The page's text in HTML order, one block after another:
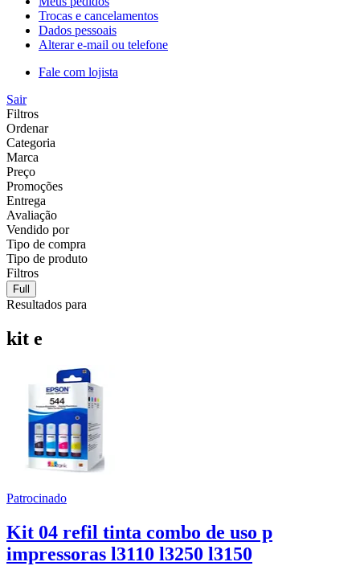
Trocas e cancelamentos
Dados pessoais
Alterar e-mail ou telefone
Fale com lojista
Sair
Filtros
Ordenar
Categoria
Marca
Preço
Promoções
Entrega
Avaliação
Vendido por
Tipo de compra
Tipo de produto
Filtros
Full
Resultados para
kit e
Patrocinado
Kit 04 refil tinta combo de uso p
impressoras l3110 l3250 l3150